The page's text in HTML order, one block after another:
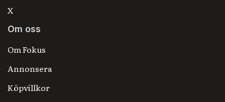
X
Om oss
Om Fokus
Annonsera
Köpvillkor